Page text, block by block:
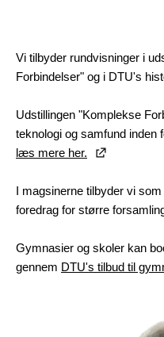
Vi tilbyder rundvisninger i
Forbindelser" og i DTU's
Udstillingen "Komplekse
teknologi og samfund inden
læs mere her.
I magsinerne tilbyder vi
foredrag for større
Gymnasier og skoler kan
gennem DTU's tilbud til